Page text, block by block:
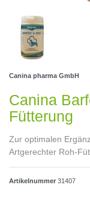
Canina pharma GmbH
Canina
Fütterung
Zur optimalen
Artgerechter Roh-
Artikelnummer 31407